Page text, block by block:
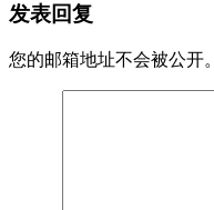
发表回复
您的邮箱地址不会被公开。